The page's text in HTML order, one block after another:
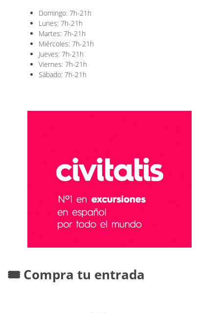
Domingo: 7h-21h
Lunes: 7h-21h
Martes: 7h-21h
Miércoles: 7h-21h
Jueves: 7h-21h
Viernes: 7h-21h
Sábado: 7h-21h
🎟️ Compra tu entrada